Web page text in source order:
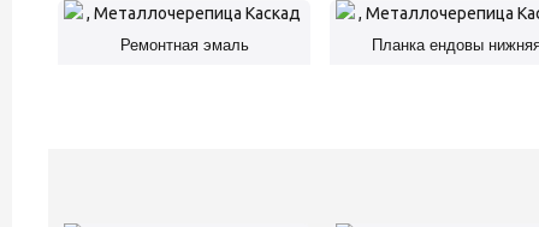
Ремонтная эмаль Планка ендовы